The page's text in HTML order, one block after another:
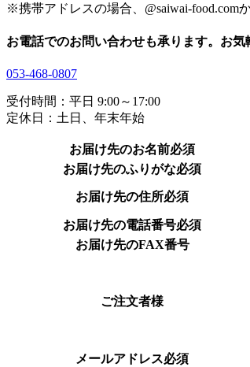
※携帯アドレスの場合、@saiwai-food.com
お電話でのお問い合わせも承ります。お気
053-468-0807
受付時間：平日 9:00～17:00
定休日：土日、年末年始
お届け先のお名前必須
お届け先のふりがな必須
お届け先の住所必須
お届け先の電話番号必須
お届け先のFAX番号
ご注文者様
メールアドレス必須